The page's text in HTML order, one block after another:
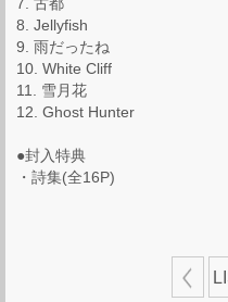
8. Jellyfish
9. 雨だったね
10. White Cliff
11. 雪月花
12. Ghost Hunter
●封入特典
・詩集(全16P)